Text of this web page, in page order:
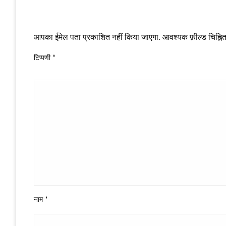
आपका ईमेल पता प्रकाशित नहीं किया जाएगा. आवश्यक फ़ील्ड
टिप्पणी *
नाम *